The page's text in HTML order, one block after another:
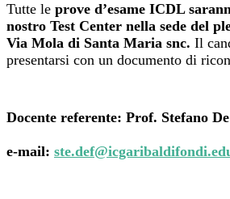
Tutte le prove d’esame ICDL
nostro Test Center nella sede del
Via Mola di Santa Maria snc. Il
presentarsi con un documento di
Docente referente: Prof. Stefano
e-mail: